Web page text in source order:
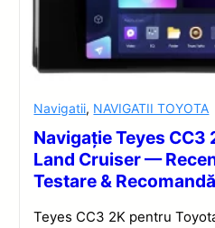
Navigatii, NAVIGATII TOYOTA
Navigație Teyes CC3
Land Cruiser —
Testare &
Teyes CC3 2K pentru